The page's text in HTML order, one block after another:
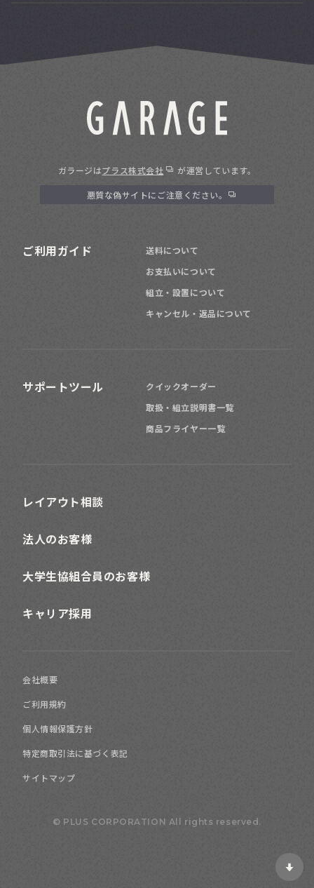
ガラージはプラス株式会社 が運営しています。
悪質な偽サイトにご注意ください。
ご利用ガイド
送料について
お支払いについて
組立・設置について
キャンセル・返品について
サポートツール
クイックオーダー
取扱・組立説明書一覧
商品フライヤー一覧
レイアウト相談
法人のお客様
大学生協組合員のお客様
キャリア採用
会社概要
ご利用規約
個人情報保護方針
特定商取引法に基づく表記
サイトマップ
© PLUS CORPORATION All rights reserved.